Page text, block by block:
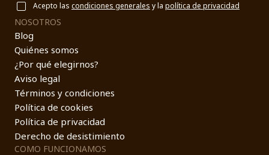
Acepto las condiciones generales y la política de privacidad
NOSOTROS
Blog
Quiénes somos
¿Por qué elegirnos?
Aviso legal
Términos y condiciones
Política de cookies
Política de privacidad
Derecho de desistimiento
COMO FUNCIONAMOS